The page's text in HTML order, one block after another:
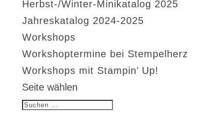
Herbst-/Winter-Minikatalog 2025
Jahreskatalog 2024-2025
Workshops
Workshoptermine bei Stempelherz
Workshops mit Stampin’ Up!
Seite wählen